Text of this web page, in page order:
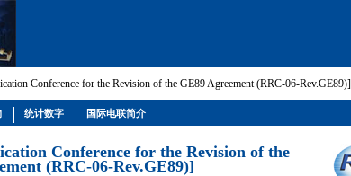
Conference for the Revision of the GE89 Agreement (RRC-06-Rev.GE89)]
Conference for the Revision of the
(RRC-06-Rev.GE89)]
统计数字 国际电联简介